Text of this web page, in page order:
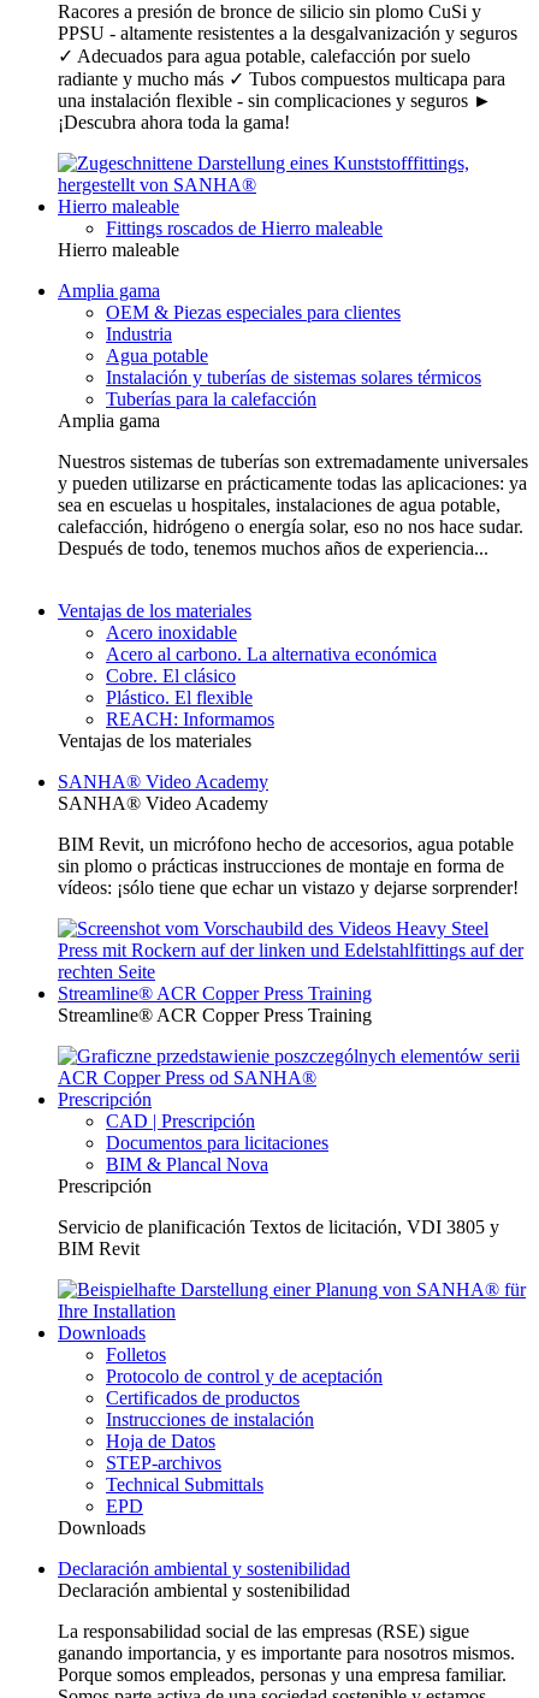
Racores a presión de bronce de silicio sin plomo CuSi y
PPSU - altamente resistentes a la desgalvanización y seguros
✓ Adecuados para agua potable, calefacción por suelo
radiante y mucho más ✓ Tubos compuestos multicapa para
una instalación flexible - sin complicaciones y seguros ►
¡Descubra ahora toda la gama!
Hierro maleable
Fittings roscados de Hierro maleable
Hierro maleable
Amplia gama
OEM & Piezas especiales para clientes
Industria
Agua potable
Instalación y tuberías de sistemas solares térmicos
Tuberías para la calefacción
Amplia gama
Nuestros sistemas de tuberías son extremadamente universales
y pueden utilizarse en prácticamente todas las aplicaciones: ya
sea en escuelas u hospitales, instalaciones de agua potable,
calefacción, hidrógeno o energía solar, eso no nos hace sudar.
Después de todo, tenemos muchos años de experiencia...
Ventajas de los materiales
Acero inoxidable
Acero al carbono. La alternativa económica
Cobre. El clásico
Plástico. El flexible
REACH: Informamos
Ventajas de los materiales
SANHA® Video Academy
SANHA® Video Academy
BIM Revit, un micrófono hecho de accesorios, agua potable
sin plomo o prácticas instrucciones de montaje en forma de
vídeos: ¡sólo tiene que echar un vistazo y dejarse sorprender!
Streamline® ACR Copper Press Training
Streamline® ACR Copper Press Training
Prescripción
CAD | Prescripción
Documentos para licitaciones
BIM & Plancal Nova
Prescripción
Servicio de planificación Textos de licitación, VDI 3805 y
BIM Revit
Downloads
Folletos
Protocolo de control y de aceptación
Certificados de productos
Instrucciones de instalación
Hoja de Datos
STEP-archivos
Technical Submittals
EPD
Downloads
Declaración ambiental y sostenibilidad
Declaración ambiental y sostenibilidad
La responsabilidad social de las empresas (RSE) sigue
ganando importancia, y es importante para nosotros mismos.
Porque somos empleados, personas y una empresa familiar.